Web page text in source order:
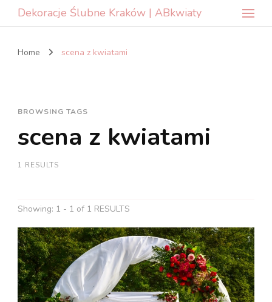
Dekoracje Ślubne Kraków | ABkwiaty
Home scena z kwiatami
BROWSING TAGS
scena z kwiatami
1 RESULTS
Showing: 1 - 1 of 1 RESULTS